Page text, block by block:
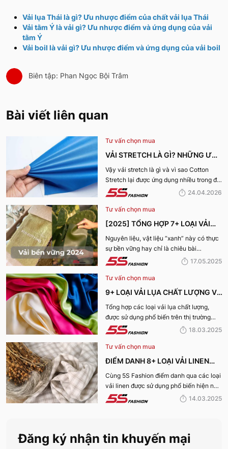
Vải lụa Thái là gì? Ưu nhược điểm của chất vải lụa Thái
Vải tằm Ý là vải gì? Ưu nhược điểm và ứng dụng của vải
tằm Ý
Vải boil là vải gì? Ưu nhược điểm và ứng dụng của vải boil
Biên tập: Phan Ngọc Bội Trâm
Bài viết liên quan
Tư vấn chọn mua
VẢI STRETCH LÀ GÌ? NHỮNG ƯU
ĐIỂM VÀ ỨNG DỤNG CỦA VẢI
COTTON STRETCH
Vậy vải stretch là gì và vì sao Cotton
Stretch lại được ứng dụng nhiều trong đời
sống? Hãy cùng 5S Fashion tìm hiểu chi
24.04.2026
Tư vấn chọn mua
[2025] TỔNG HỢP 7+ LOẠI VẢI
BỀN VỮNG, THÂN THIỆN VỚI MÔI
TRƯỜNG
Nguyên liệu, vật liệu “xanh” này có thực
sự bền vững hay chỉ là chiêu bài
marketing? Cùng 5S Fashion khám phá
năm 2025 giúp bạn nhìn rõ sự thật phía
sau những chiếc bộ trang phục vừa đẹp
17.05.2025
Tư vấn chọn mua
9+ LOẠI VẢI LỤA CHẤT LƯỢNG VÀ
TỐT NHẤT HIỆN NAY
Tổng hợp các loại vải lụa chất lượng,
được sử dụng phổ biến trên thị trường
hiện nay sẽ được 5S Fashion cung cấp
tìm hiểu nhé!
18.03.2025
Tư vấn chọn mua
ĐIỂM DANH 8+ LOẠI VẢI LINEN
PHỔ BIẾN NHẤT HIỆN NAY
Cùng 5S Fashion điểm danh qua các loại
vải linen được sử dụng phổ biến hiện nay
trên thị trường cũng như ưu nhược điểm
14.03.2025
Đăng ký nhận tin khuyến mại